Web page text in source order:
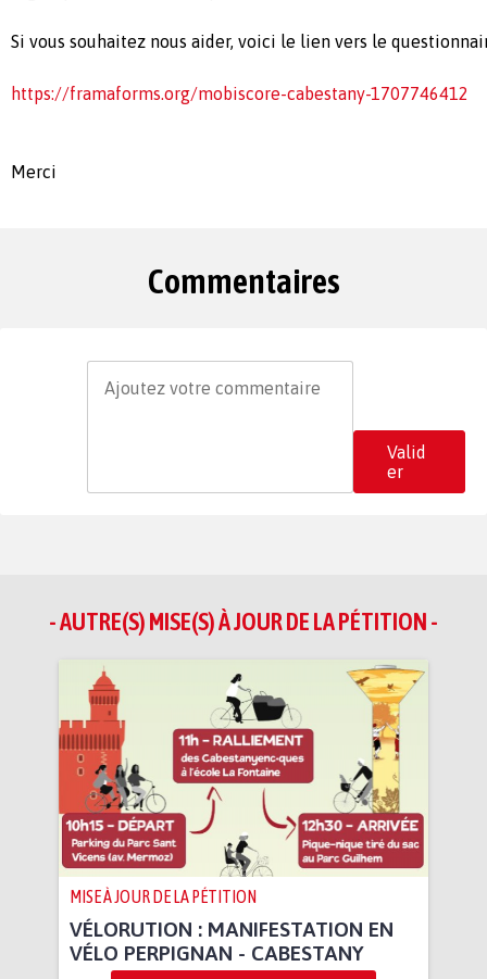
Si vous souhaitez nous aider, voici le lien vers le
https://framaforms.org/mobiscore-cabestany-1707746412
Merci
Commentaires
Valid
er
- AUTRE(S) MISE(S) À JOUR DE LA PÉTITION -
MISE À JOUR DE LA PÉTITION
VÉLORUTION : MANIFESTATION EN
VÉLO PERPIGNAN - CABESTANY